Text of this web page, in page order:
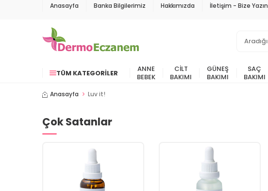
Anasayfa Banka Bilgilerimiz Hakkımızda İletişim - Bize Yazın
TÜM KATEGORILER
ANNE
BEBEK
CILT
BAKIMI
GÜNEŞ
BAKIMI
SAÇ
BAKIMI
Anasayfa Luv it!
Çok Satanlar